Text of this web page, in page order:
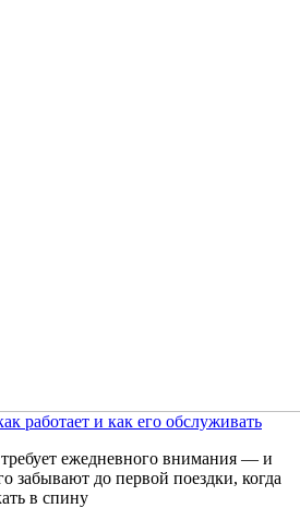
работает и как его обслуживать
ежедневного внимания — и
забывают до первой поездки, когда
в спину